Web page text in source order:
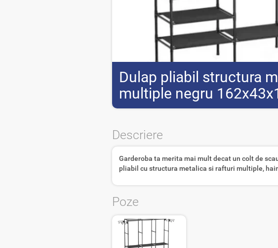
Dulap pliabil structura
multiple negru
Descriere
Garderoba ta merita mai mult decat un colt de
pliabil cu structura metalica si rafturi multiple,
Poze